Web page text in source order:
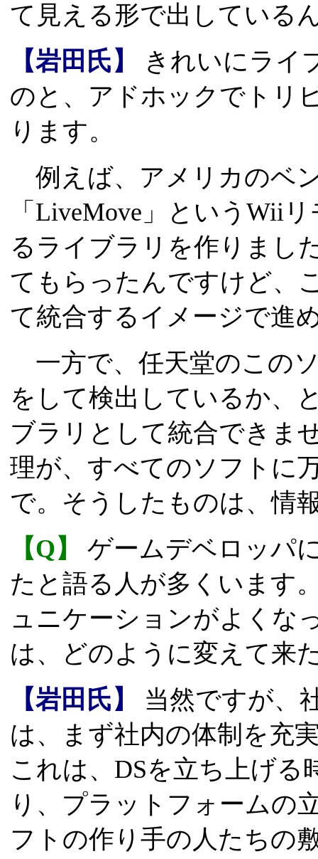
て見える形で出している
【岩田氏】
きれいにライ
のと、アドホックでトリ
ります。
例えば、アメリカのベ
「LiveMove」というWii
るライブラリを作りまし
てもらったんですけど、
て統合するイメージで進
一方で、任天堂のこの
をして検出しているか、
ブラリとして統合できま
理が、すべてのソフトに
で。そうしたものは、情
【Q】
ゲームデベロッパ
たと語る人が多くいます
ュニケーションがよくな
は、どのように変えて来
【岩田氏】
当然ですが、
は、まず社内の体制を充
これは、DSを立ち上げ
り、プラットフォームの
フトの作り手の人たちの